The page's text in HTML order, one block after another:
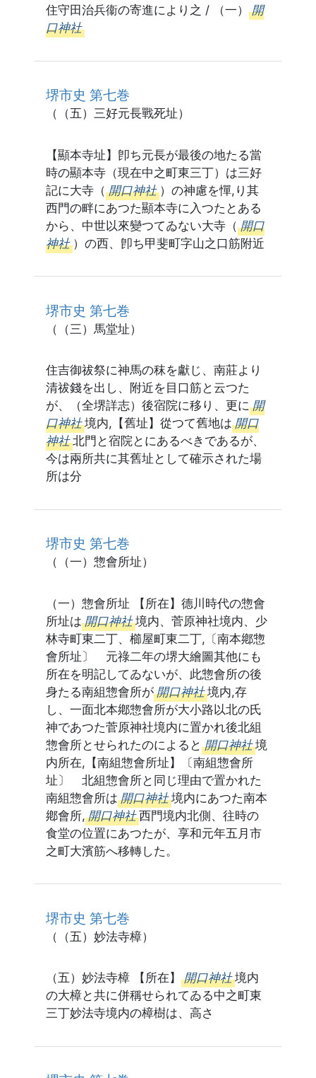
住守田治兵衞の寄進により之 / （一） 開
口神社
堺市史 第七巻
（（五）三好元長戰死址）
【顯本寺址】卽ち元長が最後の地たる當
時の顯本寺（現在中之町東三丁）は三好
記に大寺（ 開口神社 ）の神慮を憚,り其
西門の畔にあつた顯本寺に入つたとある
から、中世以來變つてゐない大寺（ 開口
神社 ）の西、卽ち甲斐町字山之口筋附近
堺市史 第七巻
（（三）馬堂址）
住吉御祓祭に神馬の秣を獻じ、南莊より
清祓錢を出し、附近を目口筋と云つた
が、（全堺詳志）後宿院に移り、更に 開
口神社 境内,【舊址】從つて舊地は 開口
神社 北門と宿院とにあるべきであるが、
今は兩所共に其舊址として確示された場
所は分
堺市史 第七巻
（（一）惣會所址）
（一）惣會所址 【所在】德川時代の惣會
所址は 開口神社 境内、菅原神社境内、少
林寺町東二丁、櫛屋町東二丁,〔南本鄕惣
會所址〕 元祿二年の堺大繪圖其他にも
所在を明記してゐないが、此惣會所の後
身たる南組惣會所が 開口神社 境内,存
し、一面北本鄕惣會所が大小路以北の氏
神であつた菅原神社境内に置かれ後北組
惣會所とせられたのによると 開口神社 境
内所在,【南組惣會所址】〔南組惣會所
址〕 北組惣會所と同じ理由で置かれた
南組惣會所は 開口神社 境内にあつた南本
鄕會所, 開口神社 西門境内北側、往時の
食堂の位置にあつたが、享和元年五月市
之町大濱筋へ移轉した。
堺市史 第七巻
（（五）妙法寺樟）
（五）妙法寺樟 【所在】 開口神社 境内
の大樟と共に併稱せられてゐる中之町東
三丁妙法寺境内の樟樹は、高さ